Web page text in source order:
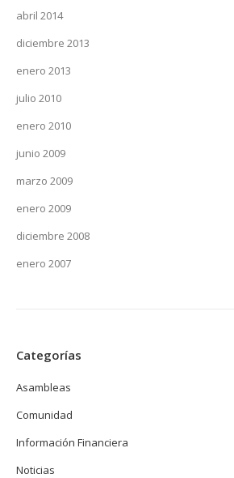
abril 2014
diciembre 2013
enero 2013
julio 2010
enero 2010
junio 2009
marzo 2009
enero 2009
diciembre 2008
enero 2007
Categorías
Asambleas
Comunidad
Información Financiera
Noticias